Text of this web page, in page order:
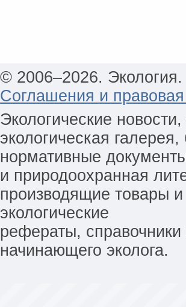
© 2006–2026.
Соглашения и
Экологические
экологическая
нормативные
и природоохранная
производящие товары
экологические
рефераты,
начинающего эколога.